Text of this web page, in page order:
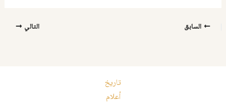
السابق التالي
تاريخ
أعلام